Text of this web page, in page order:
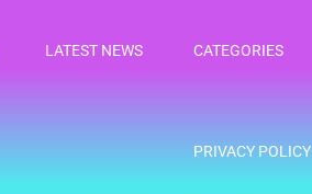
LATEST NEWS CATEGORIES
PRIVACY POLICY